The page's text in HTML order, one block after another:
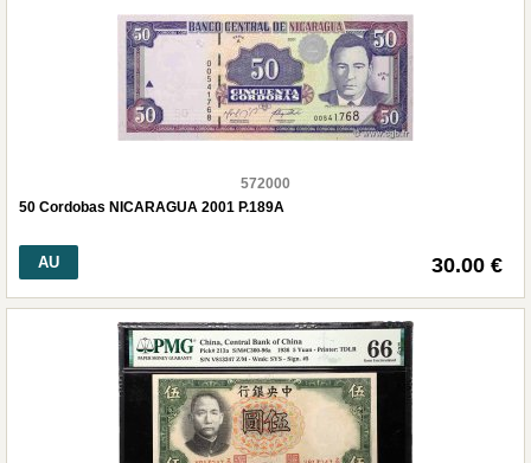
572000
50 Cordobas NICARAGUA 2001 P.189A
AU 30.00 €